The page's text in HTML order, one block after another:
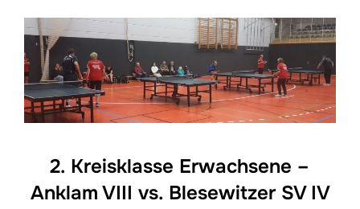
2. Kreisklasse Erwachsene –
Anklam VIII vs. Blesewitzer SV IV